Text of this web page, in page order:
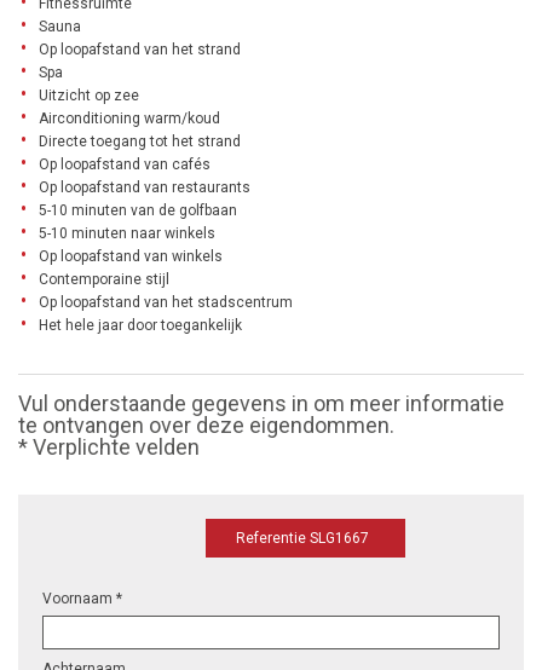
Fitnessruimte
Sauna
Op loopafstand van het strand
Spa
Uitzicht op zee
Airconditioning warm/koud
Directe toegang tot het strand
Op loopafstand van cafés
Op loopafstand van restaurants
5-10 minuten van de golfbaan
5-10 minuten naar winkels
Op loopafstand van winkels
Contemporaine stijl
Op loopafstand van het stadscentrum
Het hele jaar door toegankelijk
Vul onderstaande gegevens in om meer informatie
te ontvangen over deze eigendommen.
* Verplichte velden
Referentie SLG1667
Voornaam *